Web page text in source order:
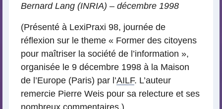
Bernard Lang (INRIA) – décembre 1998
(Présenté à LexiPraxi 98, journée de
réflexion sur le theme « Former des citoyens
pour maîtriser la société de l’information »,
organisée le 9 décembre 1998 à la Maison
de l’Europe (Paris) par l’AILF. L’auteur
remercie Pierre Weis pour sa relecture et ses